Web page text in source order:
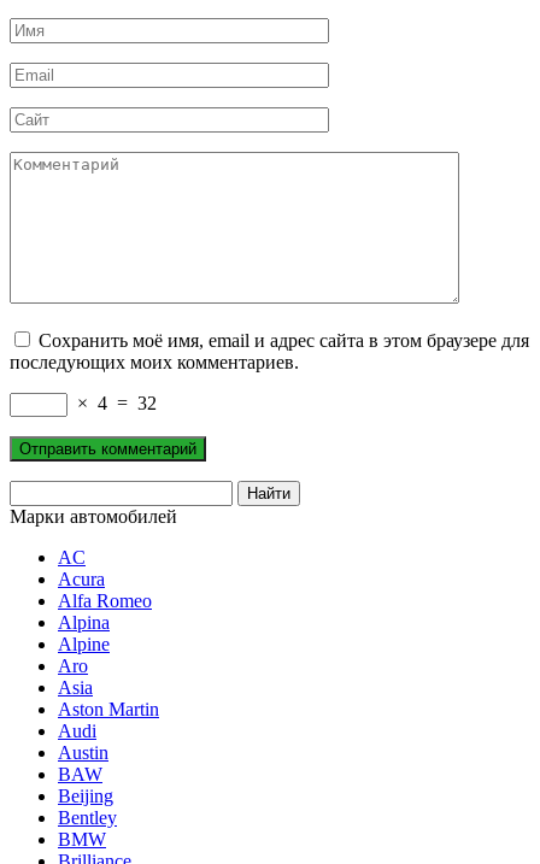
Имя
*
Email
*
Сайт
Комментарий
Сохранить моё имя, email и адрес сайта в этом браузере для
последующих моих комментариев.
× 4 = 32
Марки автомобилей
AC
Acura
Alfa Romeo
Alpina
Alpine
Aro
Asia
Aston Martin
Audi
Austin
BAW
Beijing
Bentley
BMW